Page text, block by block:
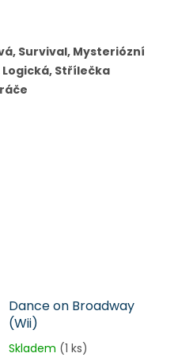
Survival, Mysteriózní
Střílečka
Dance on Broadway
(Wii)
Skladem (1 ks)